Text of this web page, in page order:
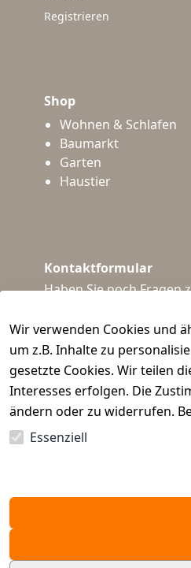
Wir verwenden Cookies und
um z.B. Inhalte zu
gesetzte Cookies. Wir teilen
Interesses erfolgen. Die
ändern oder zu widerrufen.
Essenziell
Registrieren
Shop
Wohnen & Schlafen
Baumarkt
Garten
Haustier
Kontaktformular
Haben Sie noch Fragen